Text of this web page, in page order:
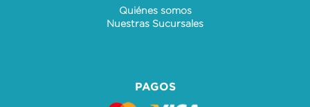
Quiénes somos
Nuestras Sucursales
PAGOS